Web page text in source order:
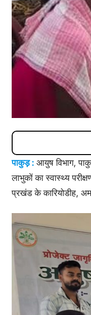
पाकुड़ : आयुष विभाग,
लाभुकों का स्वास्थ्य
प्रखंड के कारियोडीह,